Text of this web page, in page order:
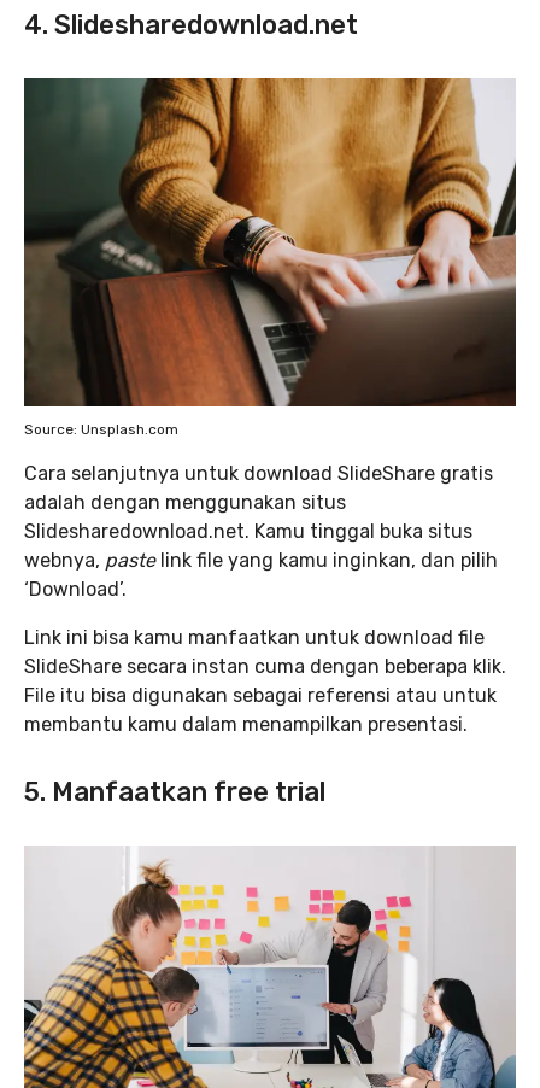
4. Slidesharedownload.net
Source: Unsplash.com
Cara selanjutnya untuk download SlideShare gratis
adalah dengan menggunakan situs
Slidesharedownload.net. Kamu tinggal buka situs
webnya, pastelink file yang kamu inginkan, dan pilih
‘Download’.
Link ini bisa kamu manfaatkan untuk download file
SlideShare secara instan cuma dengan beberapa klik.
File itu bisa digunakan sebagai referensi atau untuk
membantu kamu dalam menampilkan presentasi.
5. Manfaatkan free trial